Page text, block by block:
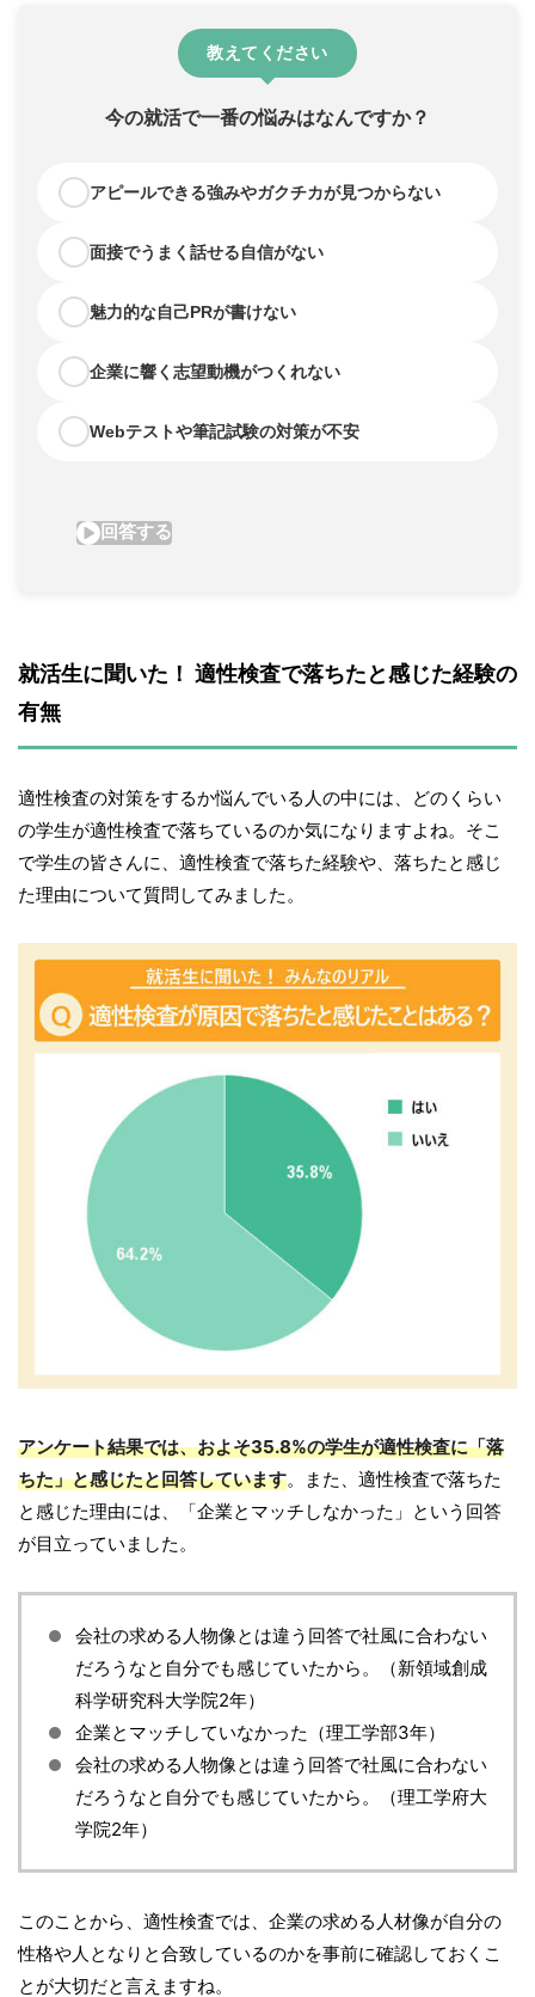
就活生に聞いた！ 適性検査で落ちたと感じた経験の
有無
適性検査の対策をするか悩んでいる人の中には、どのくらい
の学生が適性検査で落ちているのか気になりますよね。そこ
で学生の皆さんに、適性検査で落ちた経験や、落ちたと感じ
た理由について質問してみました。
アンケート結果では、およそ35.8%の学生が適性検査に「落
ちた」と感じたと回答しています。また、適性検査で落ちた
と感じた理由には、「企業とマッチしなかった」という回答
が目立っていました。
会社の求める人物像とは違う回答で社風に合わない
だろうなと自分でも感じていたから。（新領域創成
科学研究科大学院2年）
企業とマッチしていなかった（理工学部3年）
会社の求める人物像とは違う回答で社風に合わない
だろうなと自分でも感じていたから。（理工学府大
学院2年）
このことから、適性検査では、企業の求める人材像が自分の
性格や人となりと合致しているのかを事前に確認しておくこ
とが大切だと言えますね。